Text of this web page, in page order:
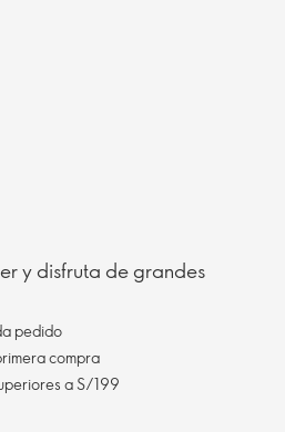
y disfruta de grandes
pedido
compra
a S/199